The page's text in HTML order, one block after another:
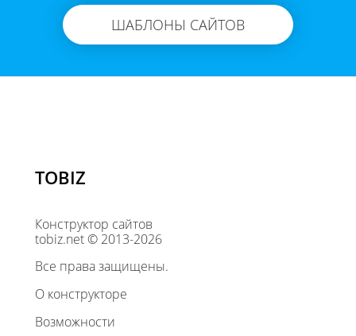
ШАБЛОНЫ САЙТОВ
TOBIZ
Конструктор сайтов
tobiz.net © 2013-2026
Все права защищены.
О конструкторе
Возможности